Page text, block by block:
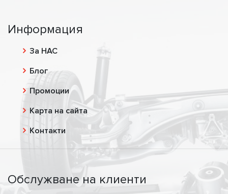
Информация
За НАС
Блог
Промоции
Карта на сайта
Контакти
Обслужване на клиенти